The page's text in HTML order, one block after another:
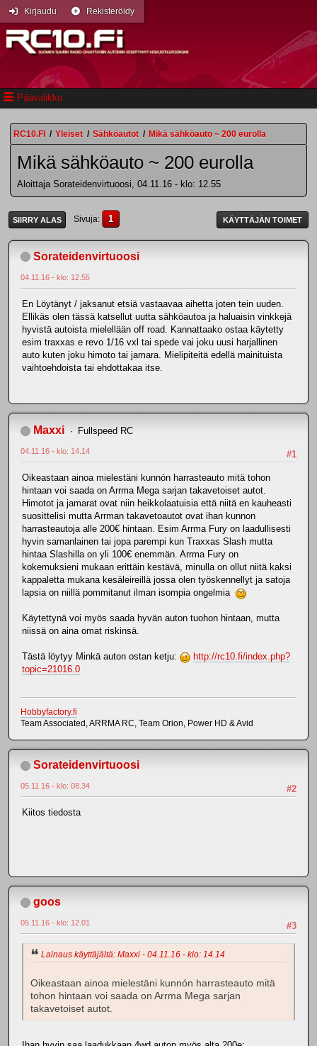
Päävalikko
Kirjaudu Rekisteröidy
RC10.FI / Yleiset / Sähköautot / Mikä sähköauto ~ 200 eurolla
Mikä sähköauto ~ 200 eurolla
Aloittaja Sorateidenvirtuoosi, 04.11.16 - klo: 12.55
SIIRRY ALAS Sivuja 1 KÄYTTÄJÄN TOIMET
Sorateidenvirtuoosi
04.11.16 - klo: 12.55
En Löytänyt / jaksanut etsiä vastaavaa aihetta joten tein uuden.
Ellikäs olen tässä katsellut uutta sähköautoa ja haluaisin vinkkejä
hyvistä autoista mielellään off road. Kannattaako ostaa käytetty
esim traxxas e revo 1/16 vxl tai spede vai joku uusi harjallinen
auto kuten joku himoto tai jamara. Mielipiteitä edellä mainituista
vaihtoehdoista tai ehdottakaa itse.
Maxxi Fullspeed RC
#1
04.11.16 - klo: 14.14
Oikeastaan ainoa mielestäni kunnón harrasteauto mitä tohon
hintaan voi saada on Arrma Mega sarjan takavetoiset autot.
Himotot ja jamarat ovat niin heikkolaatuisia että niitä en kauheasti
suosittelisi mutta Arrman takavetoautot ovat ihan kunnon
harrasteautoja alle 200€ hintaan. Esim Arrma Fury on laadullisesti
hyvin samanlainen tai jopa parempi kun Traxxas Slash mutta
hintaa Slashilla on yli 100€ enemmän. Arrma Fury on
kokemuksieni mukaan erittäin kestävä, minulla on ollut niitä kaksi
kappaletta mukana kesäleireillä jossa olen työskennellyt ja satoja
lapsia on niillä pommitanut ilman isompia ongelmia
Käytettynä voi myös saada hyvän auton tuohon hintaan, mutta
niissä on aina omat riskinsä.
Tästä löytyy Minkä auton ostan ketju:
http://rc10.fi/index.php?
topic=21016.0
Hobbyfactory.fi
Team Associated, ARRMA RC, Team Orion, Power HD & Avid
Sorateidenvirtuoosi
#2
05.11.16 - klo: 08.34
Kiitos tiedosta
goos
#3
05.11.16 - klo: 12.01
Lainaus käyttäjältä: Maxxi - 04.11.16 - klo: 14.14
Oikeastaan ainoa mielestäni kunnón harrasteauto mitä
tohon hintaan voi saada on Arrma Mega sarjan
takavetoiset autot.